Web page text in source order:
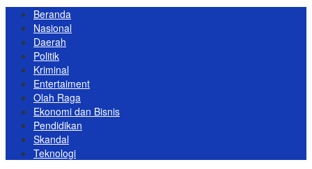
Beranda
Nasional
Daerah
Politik
Kriminal
Entertaiment
Olah Raga
Ekonomi dan Bisnis
Pendidikan
Skandal
Teknologi